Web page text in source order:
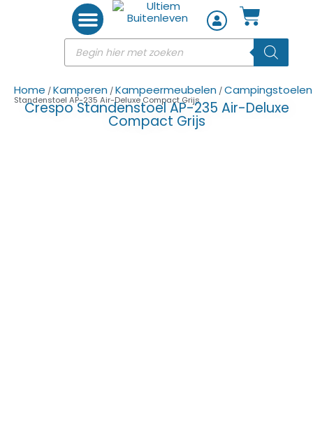
Home /Kamperen /Kampeermeubelen /Campingstoelen
Standenstoel AP-235 Air-Deluxe Compact Grijs
Crespo Standenstoel AP-235 Air-Deluxe
Compact Grijs